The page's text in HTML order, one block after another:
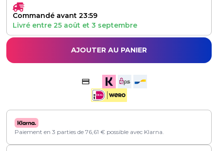
Commandé avant 23:59
Livré entre 25 août et 3 septembre
AJOUTER AU PANIER
Paiement en 3 parties de 76,61 € possible avec Klarna.